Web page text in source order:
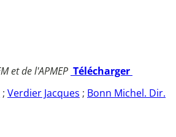
et de l'APMEP Télécharger
; Verdier Jacques ; Bonn Michel. Dir.